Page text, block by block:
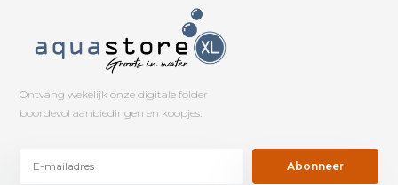
Ontvang wekelijk onze digitale folder
boordevol aanbiedingen en koopjes.
Abonneer